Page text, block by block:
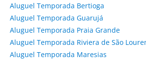
Aluguel Temporada Bertioga
Aluguel Temporada Guarujá
Aluguel Temporada Praia Grande
Aluguel Temporada Riviera de São
Aluguel Temporada Maresias